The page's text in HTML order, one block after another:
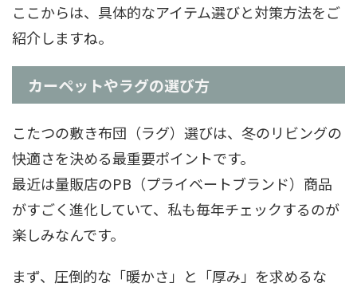
ここからは、具体的なアイテム選びと対策方法をご
紹介しますね。
カーペットやラグの選び方
こたつの敷き布団（ラグ）選びは、冬のリビングの
快適さを決める最重要ポイントです。
最近は量販店のPB（プライベートブランド）商品
がすごく進化していて、私も毎年チェックするのが
楽しみなんです。
まず、圧倒的な「暖かさ」と「厚み」を求めるな